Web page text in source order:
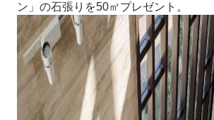
ン」の石張りを50㎡プレゼント。